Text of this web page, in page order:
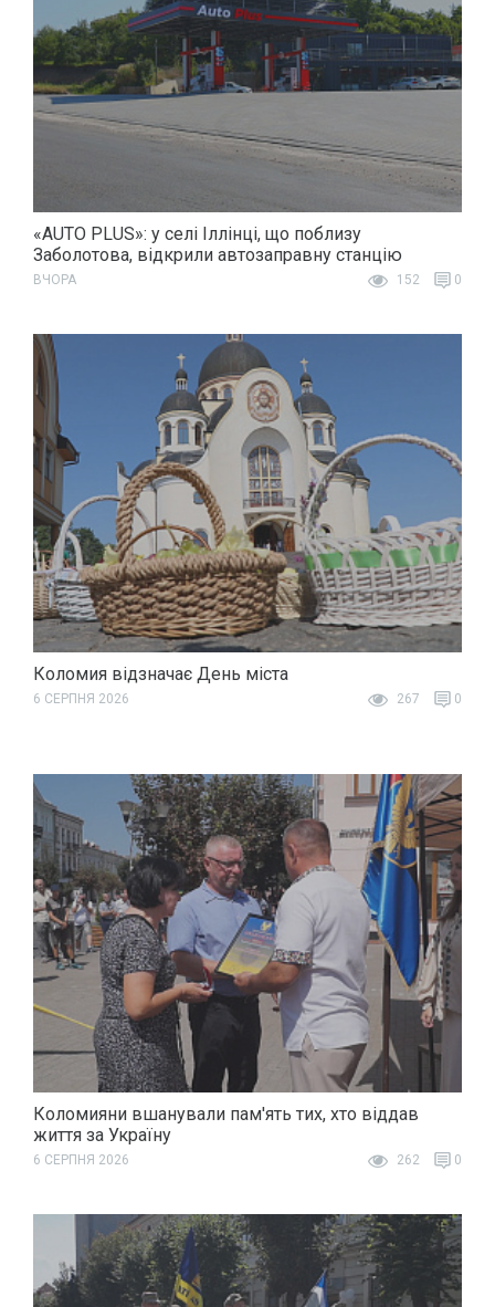
«AUTO PLUS»: у селі Іллінці, що поблизу
Заболотова, відкрили автозаправну станцію
ВЧОРА 152 0
Коломия відзначає День міста
6 СЕРПНЯ 2026 267 0
Коломияни вшанували пам'ять тих, хто віддав
життя за Україну
6 СЕРПНЯ 2026 262 0